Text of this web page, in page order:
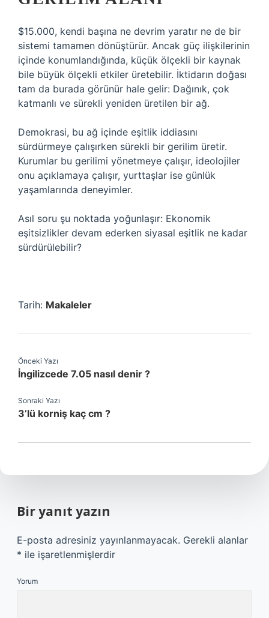
$15.000, kendi başına ne devrim yaratır ne de bir
sistemi tamamen dönüştürür. Ancak güç ilişkilerinin
içinde konumlandığında, küçük ölçekli bir kaynak
bile büyük ölçekli etkiler üretebilir. İktidarın doğası
tam da burada görünür hale gelir: Dağınık, çok
katmanlı ve sürekli yeniden üretilen bir ağ.
Demokrasi, bu ağ içinde eşitlik iddiasını
sürdürmeye çalışırken sürekli bir gerilim üretir.
Kurumlar bu gerilimi yönetmeye çalışır, ideolojiler
onu açıklamaya çalışır, yurttaşlar ise günlük
yaşamlarında deneyimler.
Asıl soru şu noktada yoğunlaşır: Ekonomik
eşitsizlikler devam ederken siyasal eşitlik ne kadar
sürdürülebilir?
Tarih: Makaleler
Önceki Yazı
İngilizcede 7.05 nasıl denir ?
Sonraki Yazı
3’lü korniş kaç cm ?
Bir yanıt yazın
E-posta adresiniz yayınlanmayacak. Gerekli alanlar
* ile işaretlenmişlerdir
Yorum